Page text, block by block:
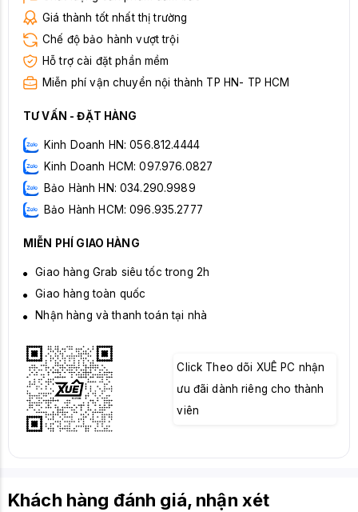
Giá thành tốt nhất thị trường
Chế độ bảo hành vượt trội
Hỗ trợ cài đặt phần mềm
Miễn phí vận chuyển nội thành TP HN- TP HCM
TƯ VẤN - ĐẶT HÀNG
Kinh Doanh HN: 056.812.4444
Kinh Doanh HCM: 097.976.0827
Bảo Hành HN: 034.290.9989
Bảo Hành HCM: 096.935.2777
MIỄN PHÍ GIAO HÀNG
Giao hàng Grab siêu tốc trong 2h
Giao hàng toàn quốc
Nhận hàng và thanh toán tại nhà
Click Theo dõi XUÊ PC nhận
ưu đãi dành riêng cho thành
viên
Khách hàng đánh giá, nhận xét